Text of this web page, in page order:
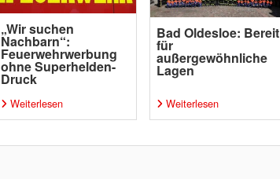
„Wir suchen
Nachbarn“:
Feuerwehrwerbung
ohne Superhelden-
Druck
Weiterlesen
Bad Oldesloe: Bereit
für
außergewöhnliche
Lagen
Weiterlesen